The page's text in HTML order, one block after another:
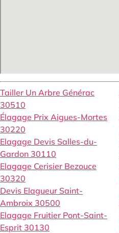
Tailler Un Arbre Générac
30510
Élagage Prix Aigues-Mortes
30220
Elagage Devis Salles-du-
Gardon 30110
Elagage Cerisier Bezouce
30320
Devis Elagueur Saint-
Ambroix 30500
Elagage Fruitier Pont-Saint-
Esprit 30130